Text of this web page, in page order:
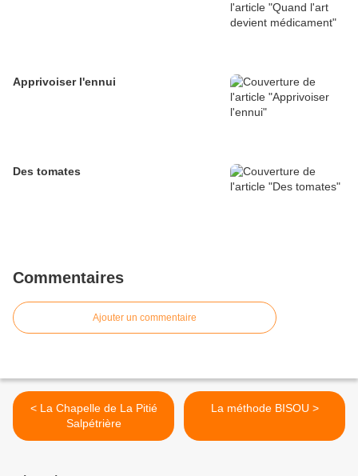
Apprivoiser l'ennui
Des tomates
Commentaires
Ajouter un commentaire
< La Chapelle de La Pitié
Salpétrière
La méthode BISOU >